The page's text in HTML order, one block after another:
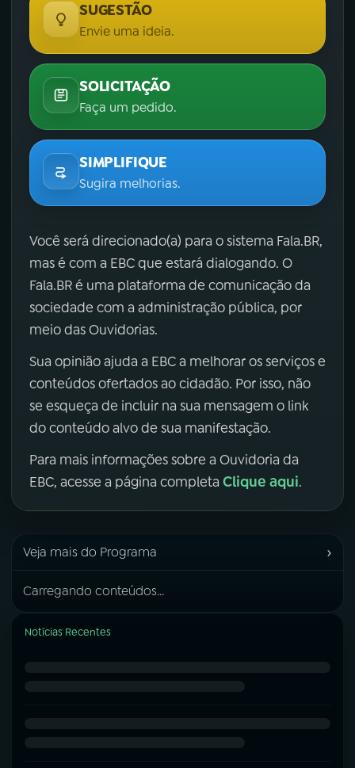
SUGESTÃO
Envie uma ideia.
SOLICITAÇÃO
Faça um pedido.
SIMPLIFIQUE
Sugira melhorias.
Você será direcionado(a) para o sistema Fala.BR,
mas é com a EBC que estará dialogando. O
Fala.BR é uma plataforma de comunicação da
sociedade com a administração pública, por
meio das Ouvidorias.
Sua opinião ajuda a EBC a melhorar os serviços e
conteúdos ofertados ao cidadão. Por isso, não
se esqueça de incluir na sua mensagem o link
do conteúdo alvo de sua manifestação.
Para mais informações sobre a Ouvidoria da
EBC, acesse a página completa Clique aqui.
Veja mais do Programa ›
Carregando conteúdos...
Notícias Recentes